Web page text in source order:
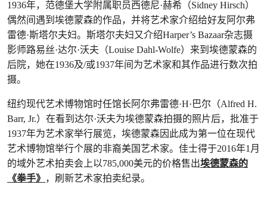
1936年，范德堡大学附属职员西德尼·赫希（Sidney Hirsch）
偶然间遇到埃德蒙森的作品，并将艺术家介绍给好友阿尔弗
雷德·斯塔尔夫妇。斯塔尔夫妇又介绍Harper’s Bazaar杂志摄
影师路易丝·达尔·沃夫（Louise Dahl-Wolfe）来到埃德蒙森的
后院，她在1936及/或1937年间为艺术家和其作品进行数次拍
摄。
纽约现代艺术博物馆时任馆长阿尔弗雷德·H·巴尔（Alfred H.
Barr, Jr.）在看到达尔·沃夫为埃德蒙森拍摄的照片后，批准于
1937年为艺术家举行展览，埃德蒙森因此成为第一位在现代
艺术博物馆举行个展的非裔美国艺术家。佳士得于2016年1月
的域外艺术拍卖会上以785,000美元的价格售出埃德蒙森的
《拳手》 ，刷新艺术家拍卖纪录。